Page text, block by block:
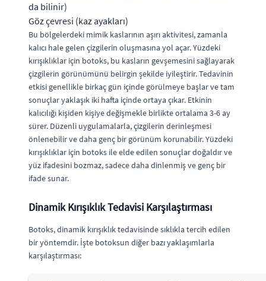
da bilinir)
Göz çevresi (kaz ayakları)
Bu bölgelerdeki mimik kaslarının aşırı aktivitesi, zamanla
kalıcı hale gelen çizgilerin oluşmasına yol açar. Yüzdeki
kırışıklıklar için botoks, bu kasların gevşemesini sağlayarak
çizgilerin görünümünü belirgin şekilde iyileştirir. Tedavinin
etkisi genellikle birkaç gün içinde görülmeye başlar ve tam
sonuçlar yaklaşık iki hafta içinde ortaya çıkar. Etkinin
kalıcılığı kişiden kişiye değişmekle birlikte ortalama 3-6 ay
sürer. Düzenli uygulamalarla, çizgilerin derinleşmesi
önlenebilir ve daha genç bir görünüm korunabilir. Yüzdeki
kırışıklıklar için botoks ile elde edilen sonuçlar doğaldır ve
yüz ifadesini bozmaz, sadece daha dinlenmiş ve genç bir
ifade sunar.
Dinamik Kırışıklık Tedavisi Karşılaştırması
Botoks, dinamik kırışıklık tedavisinde sıklıkla tercih edilen
bir yöntemdir. İşte botoksun diğer bazı yaklaşımlarla
karşılaştırması: